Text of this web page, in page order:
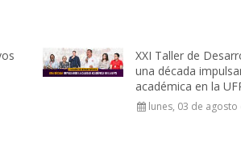
XXI Taller de
una década
académica en la
lunes, 03 de agosto